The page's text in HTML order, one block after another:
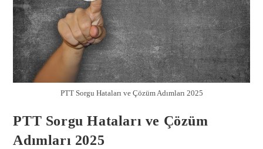
PTT Sorgu Hataları ve Çözüm Adımları 2025
PTT Sorgu Hataları ve Çözüm
Adımları 2025